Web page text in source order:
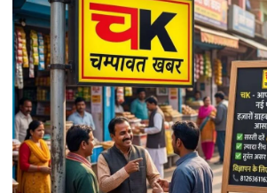
के लिए होगा भव्य
अंतिम चरण में